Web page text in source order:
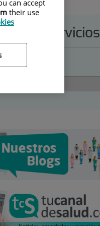
de servicios
una opción:
can accept
their use